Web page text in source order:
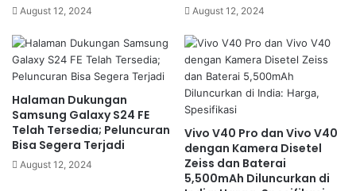
August 12, 2024 August 12, 2024
Halaman Dukungan
Samsung Galaxy S24 FE
Telah Tersedia; Peluncuran
Bisa Segera Terjadi
August 12, 2024
Vivo V40 Pro dan Vivo V40
dengan Kamera Disetel
Zeiss dan Baterai
5,500mAh Diluncurkan di